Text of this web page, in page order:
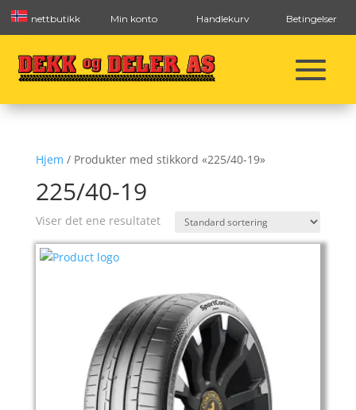
nettbutikk Min konto Handlekurv Betingelser
Hjem / Produkter med stikkord «225/40-19»
225/40-19
Viser det ene resultatet